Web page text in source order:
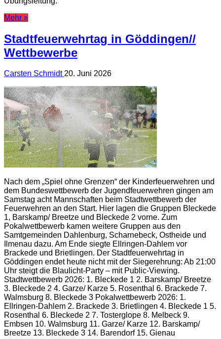
Mehr »
Stadtfeuerwehrtag in Göddingen//
Wettbewerbe
Carsten Schmidt20. Juni 2026
Nach dem „Spiel ohne Grenzen“ der Kinderfeuerwehren und
dem Bundeswettbewerb der Jugendfeuerwehren gingen am
Samstag acht Mannschaften beim Stadtwettbewerb der
Feuerwehren an den Start. Hier lagen die Gruppen Bleckede
1, Barskamp/ Breetze und Bleckede 2 vorne. Zum
Pokalwettbewerb kamen weitere Gruppen aus den
Samtgemeinden Dahlenburg, Scharnebeck, Ostheide und
Ilmenau dazu. Am Ende siegte Ellringen-Dahlem vor
Brackede und Brietlingen. Der Stadtfeuerwehrtag in
Göddingen endet heute nicht mit der Siegerehrung: Ab 21:00
Uhr steigt die Blaulicht-Party – mit Public-Viewing.
Stadtwettbewerb 2026: 1. Bleckede 1 2. Barskamp/ Breetze
3. Bleckede 2 4. Garze/ Karze 5. Rosenthal 6. Brackede 7.
Walmsburg 8. Bleckede 3 Pokalwettbewerb 2026: 1.
Ellringen-Dahlem 2. Brackede 3. Brietlingen 4. Bleckede 1 5.
Rosenthal 6. Bleckede 2 7. Tosterglope 8. Melbeck 9.
Embsen 10. Walmsburg 11. Garze/ Karze 12. Barskamp/
Breetze 13. Bleckede 3 14. Barendorf 15. Gienau